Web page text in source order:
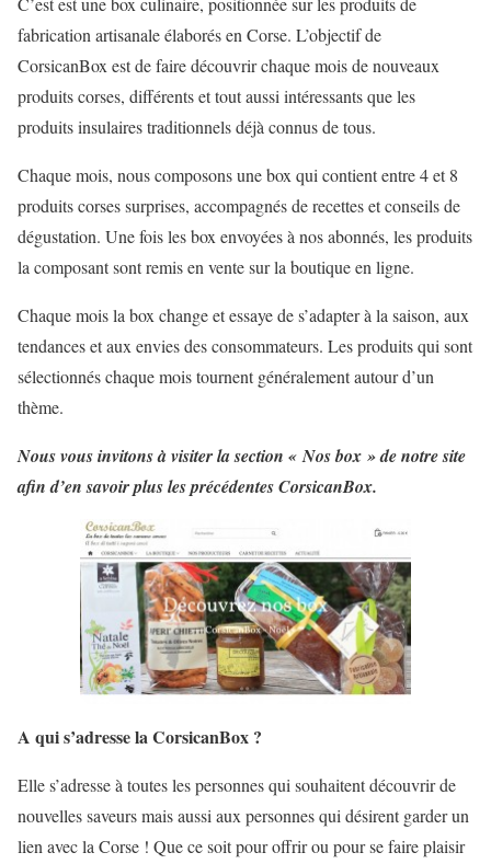
fabrication artisanale élaborés en Corse. L’objectif de
CorsicanBox est de faire découvrir chaque mois de nouveaux
produits corses, différents et tout aussi intéressants que les
produits insulaires traditionnels déjà connus de tous.
Chaque mois, nous composons une box qui contient entre 4 et 8
produits corses surprises, accompagnés de recettes et conseils de
dégustation. Une fois les box envoyées à nos abonnés, les produits
la composant sont remis en vente sur la boutique en ligne.
Chaque mois la box change et essaye de s’adapter à la saison, aux
tendances et aux envies des consommateurs. Les produits qui sont
sélectionnés chaque mois tournent généralement autour d’un
thème.
Nous vous invitons à visiter la section « Nos box » de notre site
afin d’en savoir plus les précédentes CorsicanBox.
A qui s’adresse la CorsicanBox ?
Elle s’adresse à toutes les personnes qui souhaitent découvrir de
nouvelles saveurs mais aussi aux personnes qui désirent garder un
lien avec la Corse ! Que ce soit pour offrir ou pour se faire plaisir